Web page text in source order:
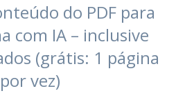
do PDF para
com IA – inclusive
(grátis: 1 página
por vez)